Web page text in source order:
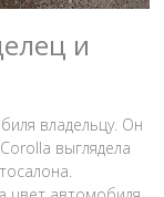
и
владельцу. Он
выглядела